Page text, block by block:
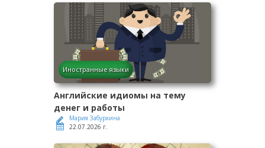
Иностранные языки
Английские идиомы на тему
денег и работы
Мария Забуркина
22.07.2026 г.